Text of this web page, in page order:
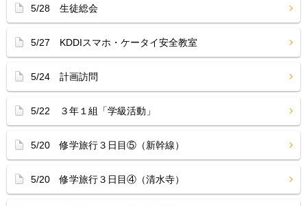
5/28 生徒総会
5/27 KDDIスマホ・ケータイ安全教室
5/24 計画訪問
5/22 ３年１組「学級活動」
5/20 修学旅行３日目⑤（新幹線）
5/20 修学旅行３日目④（清水寺）